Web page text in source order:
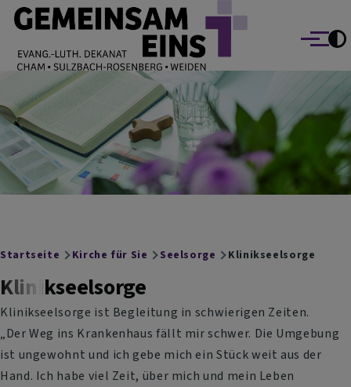
Direkt zum Inhalt
EVANG.-LUTH. DEKANAT GEMEINSAM EINS
Cham Sulzbach-Rosenberg Weiden
Menü
Breadcrumb
Startseite Kirche für Sie Seelsorge Klinikseelsorge
Klinikseelsorge
Klinikseelsorge ist Begleitung in schwierigen Zeiten.
„Der Weg ins Krankenhaus fällt mir schwer. Die Umgebung
ist ungewohnt und ich gebe mich ein Stück weit aus der
Hand. Ich habe viel Zeit, über mich und mein Leben